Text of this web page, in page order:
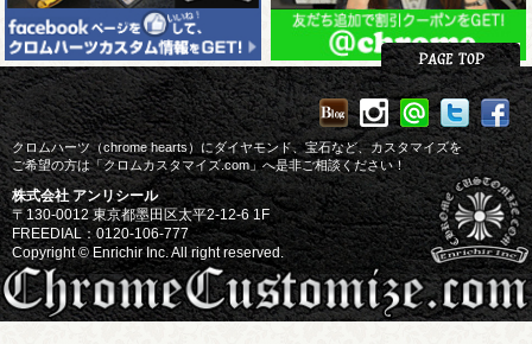
クロムハーツ（chrome hearts）にダイヤモンド、宝石など、カスタマイズを
ご希望の方は「クロムカスタマイズ.com」へ是非ご相談ください！
株式会社 アンリシール
〒130-0012 東京都墨田区太平2-12-6 1F
FREEDIAL：0120-106-777
Copyright © Enrichir Inc. All right reserved.